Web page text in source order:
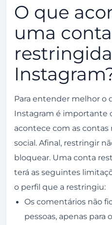
O que
uma conta
Para entender melhor o
Instagram é importante
acontece com as contas
social. Afinal, restringir
bloquear. Uma conta
terá as seguintes
o perfil que a restringiu:
Os comentários não
pessoas, apenas